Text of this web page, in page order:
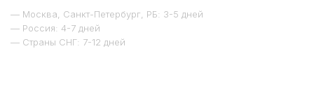
— Москва, Санкт-Петербург, РБ: 3-5 дней
— Россия: 4-7 дней
— Страны СНГ: 7-12 дней